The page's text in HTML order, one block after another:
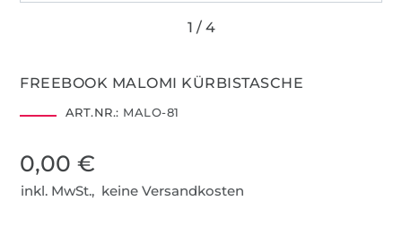
FREEBOOK MALOMI KÜRBISTASCHE
ART.NR.: MALO-81
0,00 €
inkl. MwSt., keine Versandkosten